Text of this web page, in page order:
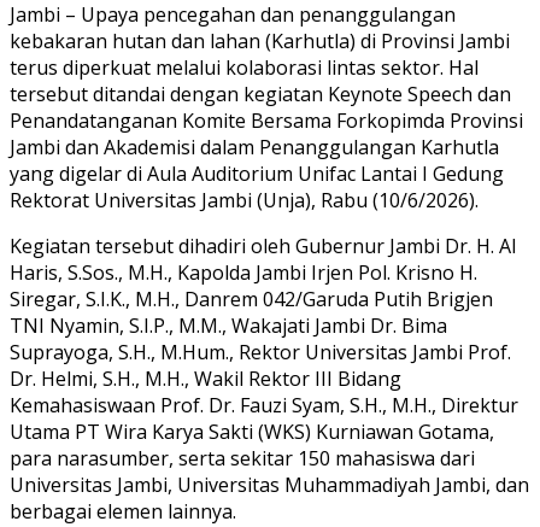
Jambi – Upaya pencegahan dan penanggulangan
kebakaran hutan dan lahan (Karhutla) di Provinsi Jambi
terus diperkuat melalui kolaborasi lintas sektor. Hal
tersebut ditandai dengan kegiatan Keynote Speech dan
Penandatanganan Komite Bersama Forkopimda Provinsi
Jambi dan Akademisi dalam Penanggulangan Karhutla
yang digelar di Aula Auditorium Unifac Lantai I Gedung
Rektorat Universitas Jambi (Unja), Rabu (10/6/2026).
Kegiatan tersebut dihadiri oleh Gubernur Jambi Dr. H. Al
Haris, S.Sos., M.H., Kapolda Jambi Irjen Pol. Krisno H.
Siregar, S.I.K., M.H., Danrem 042/Garuda Putih Brigjen
TNI Nyamin, S.I.P., M.M., Wakajati Jambi Dr. Bima
Suprayoga, S.H., M.Hum., Rektor Universitas Jambi Prof.
Dr. Helmi, S.H., M.H., Wakil Rektor III Bidang
Kemahasiswaan Prof. Dr. Fauzi Syam, S.H., M.H., Direktur
Utama PT Wira Karya Sakti (WKS) Kurniawan Gotama,
para narasumber, serta sekitar 150 mahasiswa dari
Universitas Jambi, Universitas Muhammadiyah Jambi, dan
berbagai elemen lainnya.